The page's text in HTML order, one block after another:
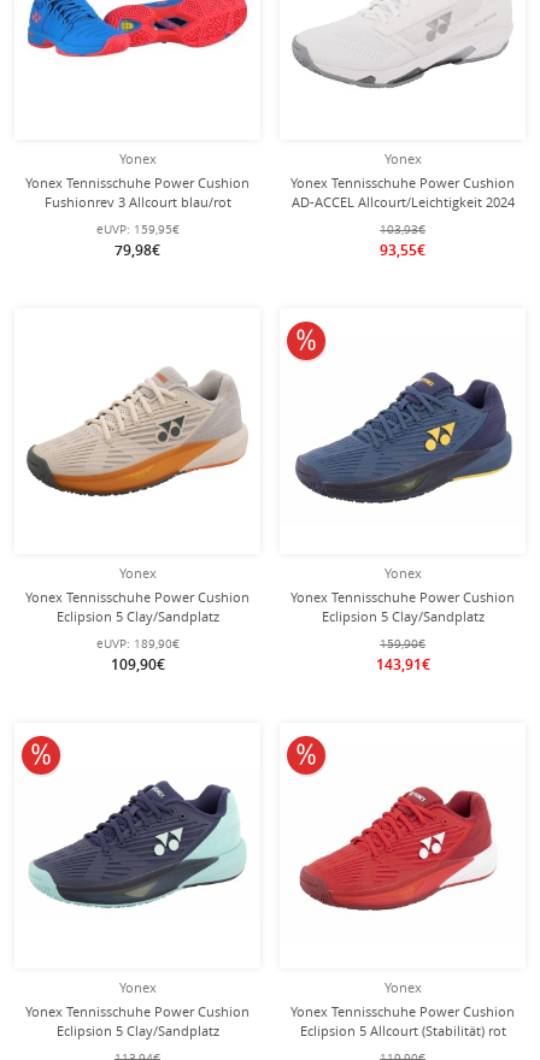
Yonex
Yonex Tennisschuhe Power Cushion
Fushionrev 3 Allcourt blau/rot
Herren
eUVP: 159,95€
79,98€
Yonex
Yonex Tennisschuhe Power Cushion
AD-ACCEL Allcourt/Leichtigkeit 2024
weiss Damen
103,93€
93,55€
Yonex
Yonex Tennisschuhe Power Cushion
Eclipsion 5 Clay/Sandplatz
(Stabilität) beige Damen
eUVP: 189,90€
109,90€
Yonex
Yonex Tennisschuhe Power Cushion
Eclipsion 5 Clay/Sandplatz
(Stabilität) 2025 inkblau Herren
159,90€
143,91€
10% reduziert
Yonex
Yonex Tennisschuhe Power Cushion
Eclipsion 5 Clay/Sandplatz
(Stabilität) navyblau Damen
10% reduziert
Yonex
Yonex Tennisschuhe Power Cushion
Eclipsion 5 Allcourt (Stabilität) rot
Damen
10% reduziert